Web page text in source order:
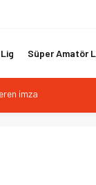
Süper Amatör
görevine Mehmet
güçlendirdi
imza